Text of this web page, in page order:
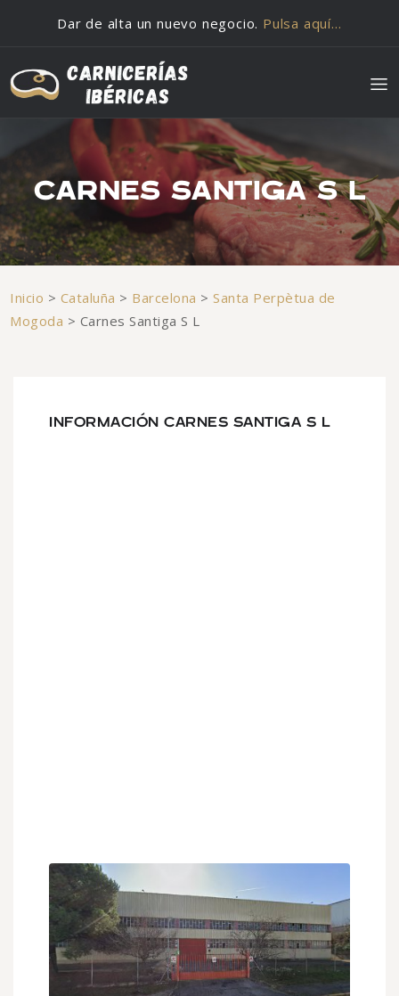
Dar de alta un nuevo negocio. Pulsa aquí…
CARNES SANTIGA S L
Inicio > Cataluña > Barcelona >Santa Perpètua de
Mogoda > Carnes Santiga S L
INFORMACIÓN CARNES SANTIGA S L